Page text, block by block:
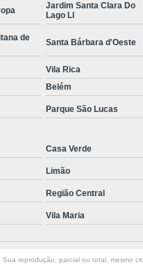
Jardim Santa Clara Do
Lago Ll
de
Santa Bárbara d'Oeste
Vila Rica
Belém
Parque São Lucas
Casa Verde
Limão
Região Central
Vila Maria
reprodução, parcial ou total, mesmo